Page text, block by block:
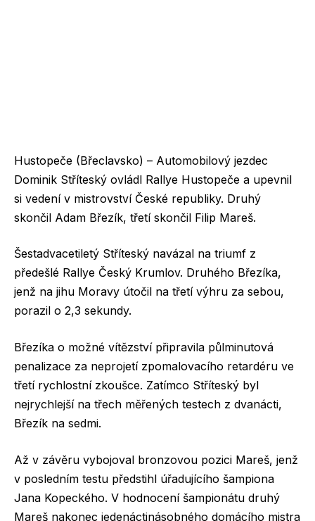
Hustopeče (Břeclavsko) – Automobilový jezdec
Dominik Stříteský ovládl Rallye Hustopeče a upevnil
si vedení v mistrovství České republiky. Druhý
skončil Adam Březík, třetí skončil Filip Mareš.
Šestadvacetiletý Stříteský navázal na triumf z
předešlé Rallye Český Krumlov. Druhého Březíka,
jenž na jihu Moravy útočil na třetí výhru za sebou,
porazil o 2,3 sekundy.
Březíka o možné vítězství připravila půlminutová
penalizace za neprojetí zpomalovacího retardéru ve
třetí rychlostní zkoušce. Zatímco Stříteský byl
nejrychlejší na třech měřených testech z dvanácti,
Březík na sedmi.
Až v závěru vybojoval bronzovou pozici Mareš, jenž
v posledním testu předstihl úřadujícího šampiona
Jana Kopeckého. V hodnocení šampionátu druhý
Mareš nakonec jedenáctinásobného domácího mistra